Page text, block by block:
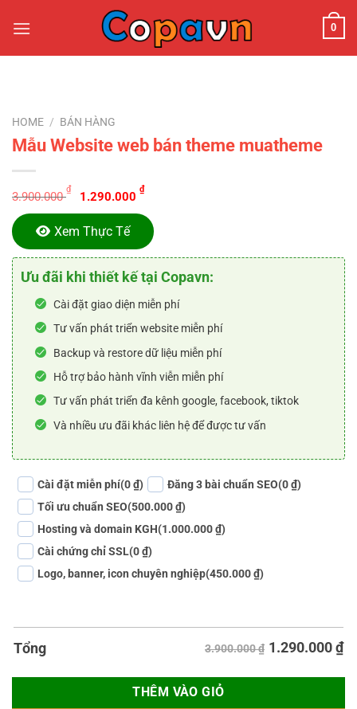
đến
0
HOME / BÁN HÀNG
Mẫu Website web bán theme muatheme
3.900.000
₫
Original
price
was:
3.900.000 ₫.
1.290.000
₫Current
price
is:
1.290.000 ₫.
Xem Thực Tế
Ưu đãi khi thiết kế tại Copavn:
Cài đặt giao diện miễn phí
Tư vấn phát triển website miễn phí
Backup và restore dữ liệu miễn phí
Hỗ trợ bảo hành vĩnh viễn miễn phí
Tư vấn phát triển đa kênh google, facebook, tiktok
Và nhiều ưu đãi khác liên hệ để được tư vấn
Cài đặt miễn phí(0 ₫) Đăng 3 bài chuẩn SEO(0 ₫)
Tối ưu chuẩn SEO(500.000 ₫)
Hosting và domain KGH(1.000.000 ₫)
Cài chứng chỉ SSL(0 ₫)
Logo, banner, icon chuyên nghiệp(450.000 ₫)
Tổng 3.900.000 ₫ 1.290.000₫
THÊM VÀO GIỎ